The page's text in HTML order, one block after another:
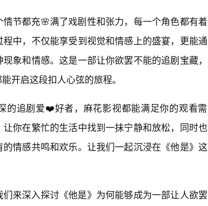
节都充🌸满了戏剧性和张力，每一个角色都有着
中，不仅能享受到视觉和情感上的盛宴，更能通
象和情感。这是一部让你欲罢不能的追剧宝藏，
开启这段扣人心弦的旅程。
的追剧爱❤️好者，麻花影视都能满足你的观看需
你在繁忙的生活中找到一抹宁静和放松，同时也
情感共鸣和欢乐。让我们一起沉浸在《他是》这
来深入探讨《他是》为何能够成为一部让人欲罢